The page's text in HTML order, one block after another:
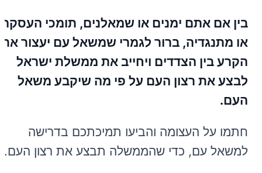
בין אם אתם ימנים או שמאלנים, תומכי העסקה
או מתנגדיה, ברור לגמרי שמשאל עם יעצור את
הקרע בין הצדדים ויחייב את ממשלת ישראל
לבצע את רצון העם על פי מה שיקבע משאל
העם.
חתמו על העצומה והביעו תמיכתכם בדרישה
למשאל עם, כדי שהממשלה תבצע את רצון העם.